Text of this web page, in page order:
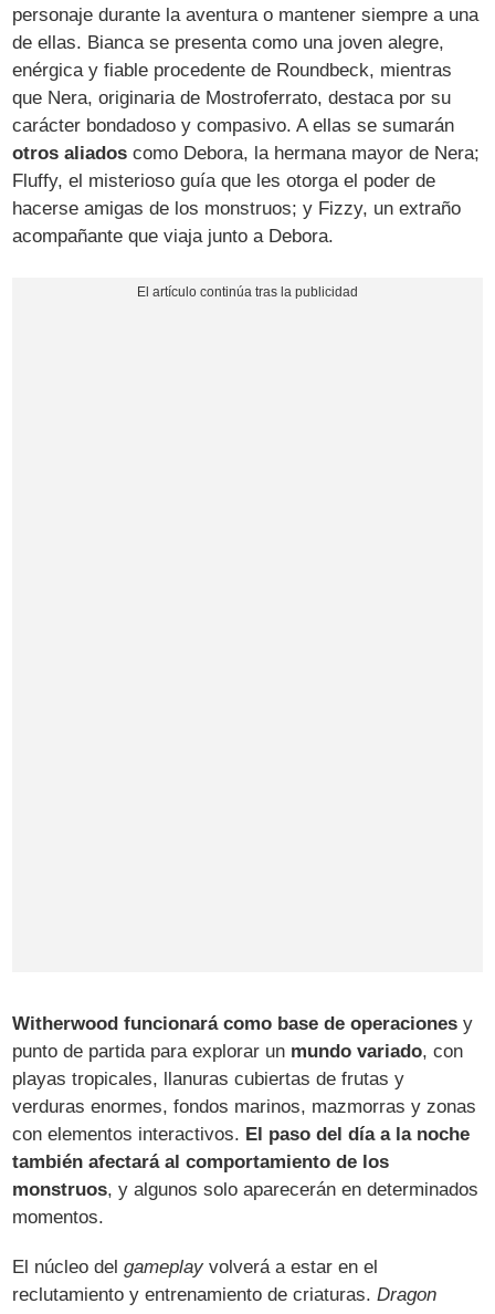
personaje durante la aventura o mantener siempre a una
de ellas. Bianca se presenta como una joven alegre,
enérgica y fiable procedente de Roundbeck, mientras
que Nera, originaria de Mostroferrato, destaca por su
carácter bondadoso y compasivo. A ellas se sumarán
otros aliados como Debora, la hermana mayor de Nera;
Fluffy, el misterioso guía que les otorga el poder de
hacerse amigas de los monstruos; y Fizzy, un extraño
acompañante que viaja junto a Debora.
Witherwood funcionará como base de operaciones y
punto de partida para explorar un mundo variado, con
playas tropicales, llanuras cubiertas de frutas y
verduras enormes, fondos marinos, mazmorras y zonas
con elementos interactivos. El paso del día a la noche
también afectará al comportamiento de los
monstruos, y algunos solo aparecerán en determinados
momentos.
El núcleo delgameplay volverá a estar en el
reclutamiento y entrenamiento de criaturas.Dragon